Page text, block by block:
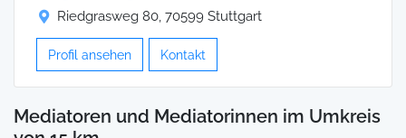
Riedgrasweg 80, 70599 Stuttgart
Profil ansehen Kontakt
Mediatoren und Mediatorinnen im Umkreis